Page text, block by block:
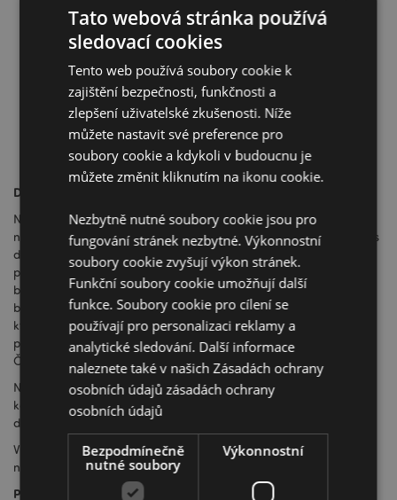
Dávky jako je důchod, zdravotní péče, podpora v
nezaměstnanosti a mateřství
Bezpečnost a ochrana zdraví při práci
Žádná dětská práce
Ochrana životního prostředí
Etické obchodní chování
Dodavatelský řetězec
Náš závazek k zodpovědnému a etickému získávání zdrojů
neustále pokračuje a naše nákupní oddělení úzce spolupracuje s
dodavateli, kontroluje nové produkty a výrobní metody s cílem
produkovat produkty šetrnější k životnímu prostředí. V roce 2018
byla představena naše nová řada z bambusu, která využívá
bambus pocházející z odpadního vedlejšího produktu bambusu,
který vzniká při výrobě hůlek. Čerstvý bambus použitý v
počáteční produkci tohoto zdroje pochází od místních farmářů v
Číně, kteří na místo použitého vysazují nový bambus.
Naše rohožky jsou vyráběny v indické Kerale z odpadního
kokosového vlákna a jsou vyráběny v malých komunitních
družstvech, což zvyšuje zaměstnanost ve vzdálených lokalitách.
Výrobky z plastu, jako náš piknikový set krabiček na jídlo, lahví
nebo kelímků, jsou bez BPA a ftalátů.
Pokračující zlepšování a školení
Tato webová stránka používá
sledovací cookies
Tento web používá soubory cookie k
zajištění bezpečnosti, funkčnosti a
zlepšení uživatelské zkušenosti. Níže
můžete nastavit své preference pro
soubory cookie a kdykoli v budoucnu je
můžete změnit kliknutím na ikonu cookie.
Nezbytně nutné soubory cookie jsou pro
fungování stránek nezbytné. Výkonnostní
soubory cookie zvyšují výkon stránek.
Funkční soubory cookie umožňují další
funkce. Soubory cookie pro cílení se
používají pro personalizaci reklamy a
analytické sledování. Další informace
naleznete také v našich Zásadách ochrany
osobních údajůzásadách ochrany
osobních údajů
Bezpodmínečně
nutné soubory
Výkonnostní